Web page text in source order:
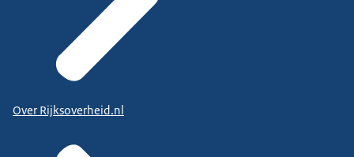
Over Rijksoverheid.nl